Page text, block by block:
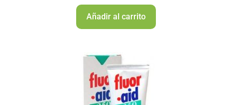
Añadir al carrito